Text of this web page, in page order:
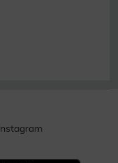
Instagram